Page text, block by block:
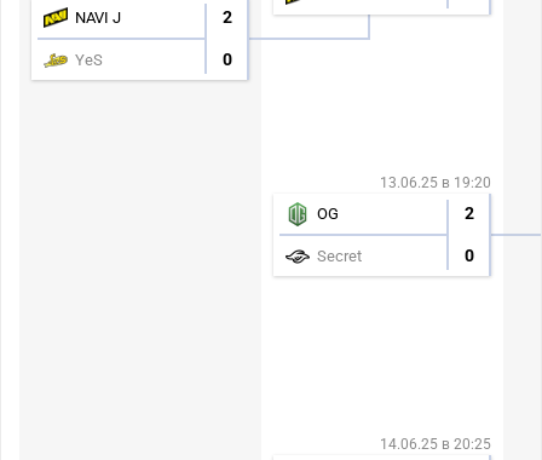
NAVI J 2
YeS 0
13.06.25 в 19:20
OG 2
Secret 0
14.06.25 в 20:25